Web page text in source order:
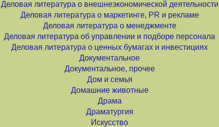
Деловая литература о внешнеэкономической деятельности
Деловая литература о маркетинге, PR и рекламе
Деловая литература о менеджменте
Деловая литература об управлении и подборе персонала
Деловая литература о ценных бумагах и инвестициях
Документальное
Документальное, прочее
Дом и семья
Домашние животные
Драма
Драматургия
Искусство